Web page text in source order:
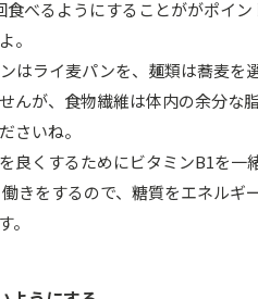
食べるようにすることががポイ
。
はライ麦パンを、麺類は蕎麦を
んが、食物繊維は体内の余分な
さいね。
良くするためにビタミンB1を
きをするので、糖質をエネルギ
。